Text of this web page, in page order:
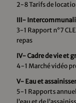
2-8 Tarifs de
III-
3-1 Rapport n°7
repas
IV- Cadre de vie et
4-1 Marché vidéo
V- Eau et
5-1 Rapports